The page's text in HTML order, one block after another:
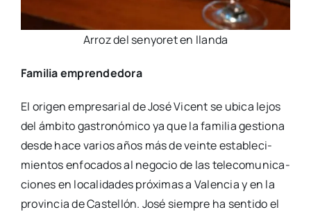
Arroz del sen­yo­ret en llan­da
Fami­lia empren­de­do­ra
El ori­gen empre­sa­rial de José Vicent se ubi­ca lejos
del ámbi­to gas­tro­nó­mi­co ya que la fami­lia ges­tio­na
des­de hace varios años más de vein­te esta­ble­ci­
mien­tos enfo­ca­dos al nego­cio de las tele­co­mu­ni­ca­
cio­nes en loca­li­da­des pró­xi­mas a Valen­cia y en la
pro­vin­cia de Cas­te­llón. José siem­pre ha sen­ti­do el